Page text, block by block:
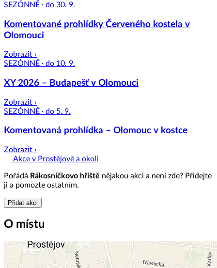
SEZÓNNĚ · do 30. 9.
Komentované prohlídky Červeného kostela v
Olomouci
Zobrazit ›
SEZÓNNĚ · do 10. 9.
XY 2026 – Budapešť v Olomouci
Zobrazit ›
SEZÓNNĚ · do 5. 9.
Komentovaná prohlídka – Olomouc v kostce
Zobrazit ›
Akce v Prostějově a okolí
Pořádá Rákosníčkovo hřiště nějakou akci a není zde? Přidejte
ji a pomozte ostatním.
Přidat akci
O místu